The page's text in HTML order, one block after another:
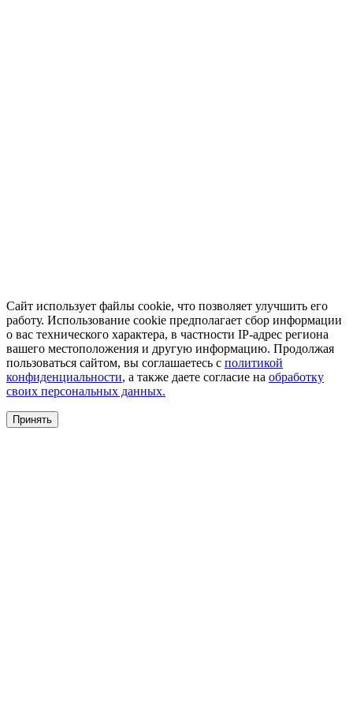
Сайт использует файлы cookie, что позволяет улучшить его
работу. Использование cookie предполагает сбор информации
о вас технического характера, в частности IP-адрес региона
вашего местоположения и другую информацию. Продолжая
пользоваться сайтом, вы соглашаетесь с политикой
конфиденциальности, а также даете согласие на обработку
своих персональных данных.
Принять